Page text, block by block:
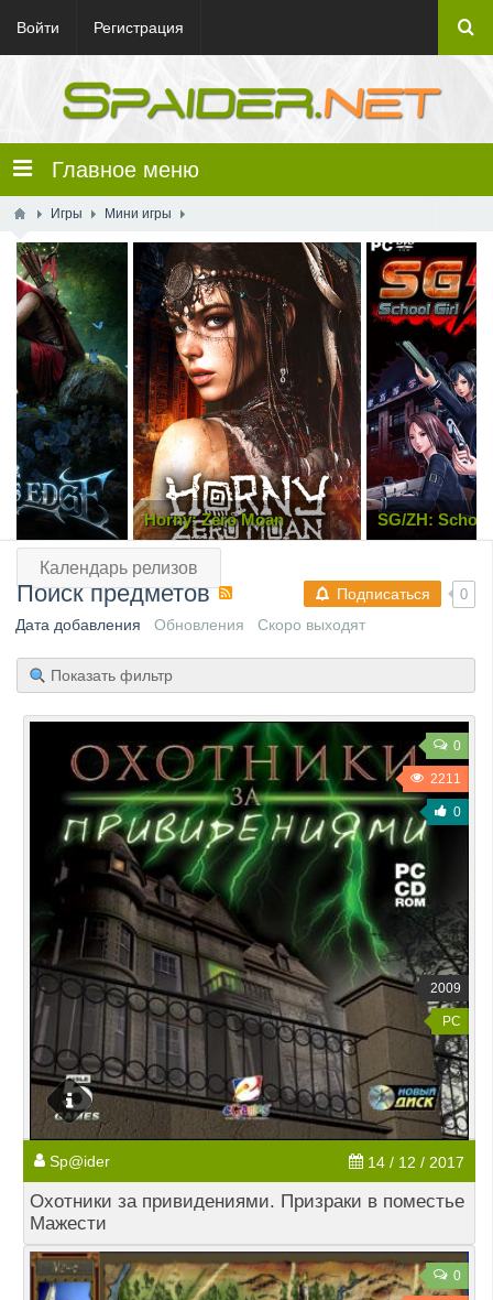
Войти Регистрация
Главное меню
Игры Мини игры
Horny: Zero Moan
SG/ZH: School
Girl/Zombie
Календарь релизов
Подписаться 0
Поиск предметов
Дата добавления Обновления Скоро выходят
Показать фильтр
0
2211
0
2009
PC
Sp@ider 14 / 12 / 2017
Охотники за привидениями. Призраки в поместье
Мажести
0